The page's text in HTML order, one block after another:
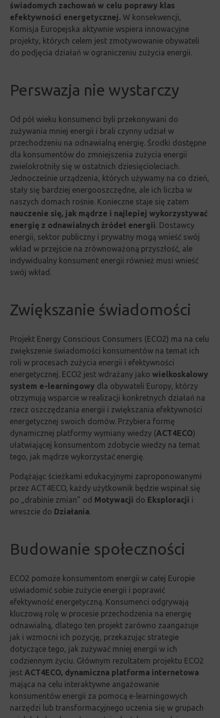
świadomych zachowań w celu poprawy klas
efektywności energetycznej. W konsekwencji,
Komisja Europejska aktywnie wspiera innowacyjne
projekty, których celem jest zmotywowanie obywateli
do podjęcia działań w ograniczeniu zużycia energii.
Perswazja nie wystarczy
Od pół wieku konsumenci byli przekonywani do
zużywania mniej energii i brali czynny udział w
przechodzeniu na odnawialną energię. Środki dostępne
dla konsumentów do zmniejszenia zużycia energii
zwielokrotniły się w ostatnich dziesięcioleciach.
Jednocześnie urządzenia, których używamy na co dzień,
stały się bardziej energooszczędne, ale ich liczba w
naszych domach rośnie. Konieczne staje się zatem
nauczenie się, jak mądrze i najlepiej wykorzystywać
energię z odnawialnych źródeł energii. Dostawcy
energii, sektor publiczny i prywatny mogą wnieść swój
wkład w przejście na zrównoważoną przyszłość, ale
indywidualny konsument energii również musi wnieść
swój wkład.
Zwiększanie świadomości
Projekt Energy Conscious Consumers (ECO2) ma na celu
zwiększenie świadomości konsumentów na temat ich
roli w procesach zużycia energii i efektywności
energetycznej. ECO2 jest wdrażany jako wielkoskalowy
system e-learningowy dla obywateli Europy, którzy
otrzymują wsparcie w realizacji konkretnych działań na
rzecz oszczędzania energii i zwiększania efektywności
energetycznej swoich domów. Przybiera formę
dynamicznej platformy wymiany wiedzy (ACT4ECO)
ułatwiającej konsumentom zdobycie wiedzy na temat
tego, jak mądrze wykorzystać energię.
Podążając ścieżkami edukacyjnymi zaproponowanymi
przez ACT4ECO, każdy użytkownik będzie wspinał się
po „drabinie zmian” od Motywacji do Eksploracji i
wreszcie do Działania.
Budowanie społeczności
ECO2 pomoże konsumentom energii w całej Europie
uświadomić sobie zużycie energii i poprawić
efektywność energetyczną. Konsumenci odgrywają
kluczową rolę w procesie przechodzenia na energię
odnawialną, dlatego ten projekt zarówno zaangażuje
jak i wzmocni ich pozycję, przekazując strategie
dotyczące tego, jak zużywać mniej energii w ich
codziennym życiu. Głównym rezultatem projektu ECO2
jest ACT4ECO, dynamiczna platforma internetowa
mająca na celu interaktywne angażowanie
konsumentów energii za pomocą e-learningowych
narzędzi lub transformacyjnego uczenia się w grupach